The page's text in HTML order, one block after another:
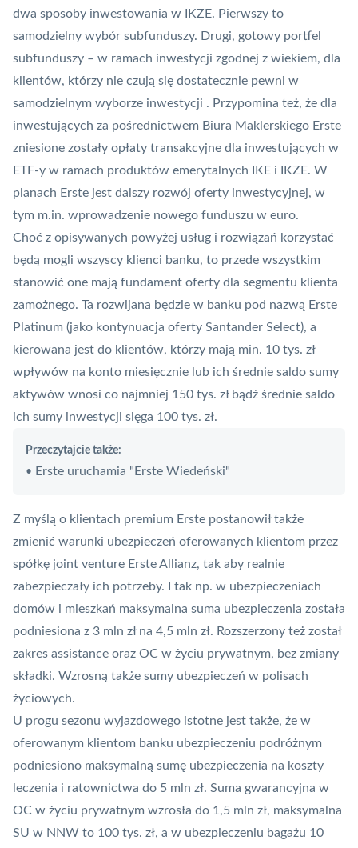
dwa sposoby inwestowania w IKZE. Pierwszy to
samodzielny wybór subfunduszy. Drugi, gotowy portfel
subfunduszy – w ramach inwestycji zgodnej z wiekiem, dla
klientów, którzy nie czują się dostatecznie pewni w
samodzielnym wyborze inwestycji . Przypomina też, że dla
inwestujących za pośrednictwem Biura Maklerskiego Erste
zniesione zostały opłaty transakcyjne dla inwestujących w
ETF-y w ramach produktów emerytalnych IKE i IKZE. W
planach Erste jest dalszy rozwój oferty inwestycyjnej, w
tym m.in. wprowadzenie nowego funduszu w euro.
Choć z opisywanych powyżej usług i rozwiązań korzystać
będą mogli wszyscy klienci banku, to przede wszystkim
stanowić one mają fundament oferty dla segmentu klienta
zamożnego. Ta rozwijana będzie w banku pod nazwą Erste
Platinum (jako kontynuacja oferty Santander Select), a
kierowana jest do klientów, którzy mają min. 10 tys. zł
wpływów na konto miesięcznie lub ich średnie saldo sumy
aktywów wnosi co najmniej 150 tys. zł bądź średnie saldo
ich sumy inwestycji sięga 100 tys. zł.
Przeczytajcie także:
• Erste uruchamia "Erste Wiedeński"
Z myślą o klientach premium Erste postanowił także
zmienić warunki ubezpieczeń oferowanych klientom przez
spółkę joint venture Erste Allianz, tak aby realnie
zabezpieczały ich potrzeby. I tak np. w ubezpieczeniach
domów i mieszkań maksymalna suma ubezpieczenia została
podniesiona z 3 mln zł na 4,5 mln zł. Rozszerzony też został
zakres assistance oraz OC w życiu prywatnym, bez zmiany
składki. Wzrosną także sumy ubezpieczeń w polisach
życiowych.
U progu sezonu wyjazdowego istotne jest także, że w
oferowanym klientom banku ubezpieczeniu podróżnym
podniesiono maksymalną sumę ubezpieczenia na koszty
leczenia i ratownictwa do 5 mln zł. Suma gwarancyjna w
OC w życiu prywatnym wzrosła do 1,5 mln zł, maksymalna
SU w NNW to 100 tys. zł, a w ubezpieczeniu bagażu 10